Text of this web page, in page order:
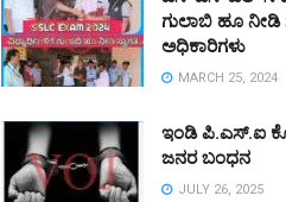
ಗುಲಾಬಿ ಹೂ ನೀಡಿ
ಅಧಿಕಾರಿಗಳು
MARCH 25, 2024
ಇಂಡಿ ಪಿ.ಎಸ್.ಐ
ಜನರ ಬಂಧನ
JULY 26, 2025